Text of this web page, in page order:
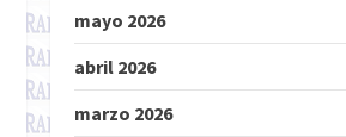
mayo 2026
abril 2026
marzo 2026